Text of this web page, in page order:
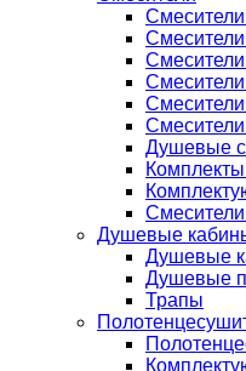
Смесители
Душевые
Душевые
Душевые
Душевые
Трапы